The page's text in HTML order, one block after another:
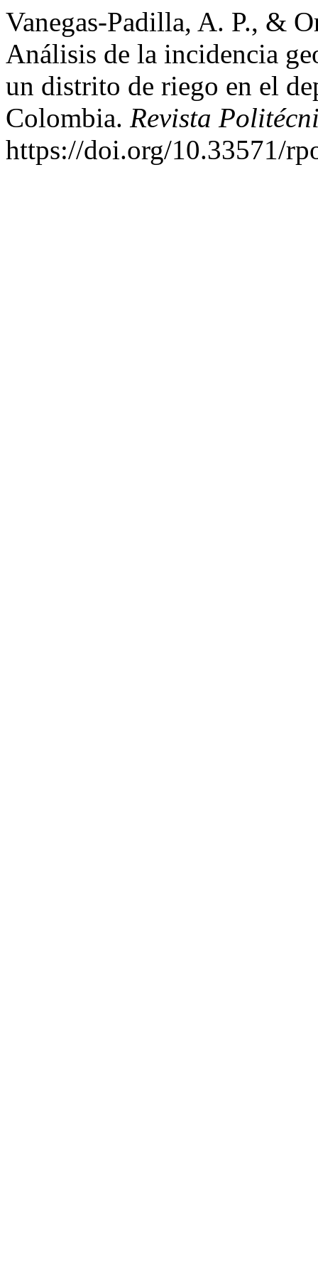
Vanegas-Padilla, A. P., &
Análisis de la incidencia
un distrito de riego en el
Colombia. Revista
https://doi.org/10.33571/